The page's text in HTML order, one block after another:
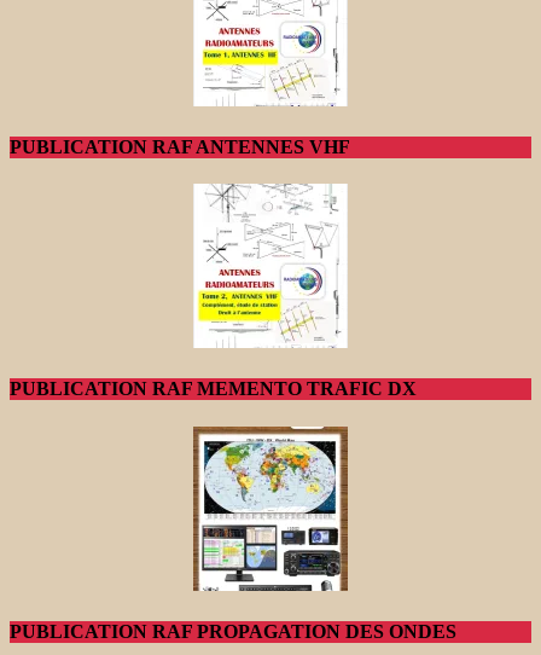
PUBLICATION RAF ANTENNES VHF
PUBLICATION RAF MEMENTO TRAFIC DX
PUBLICATION RAF PROPAGATION DES ONDES